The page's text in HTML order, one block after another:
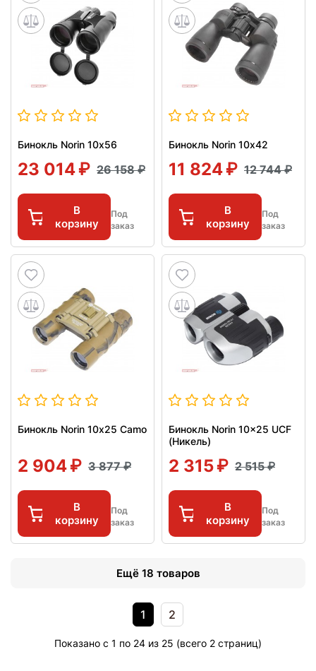
Бинокль Norin 10х56
23 014 26 158
В
корзину
Под
заказ
Бинокль Norin 10х42
11 824 12 744
В
корзину
Под
заказ
Бинокль Norin 10х25 Camo
2 904 3 877
В
корзину
Под
заказ
Бинокль Norin 10x25 UCF
(Никель)
2 315 2 515
В
корзину
Под
заказ
Ещё 18 товаров
1 2
Показано с 1 по 24 из 25 (всего 2 страниц)